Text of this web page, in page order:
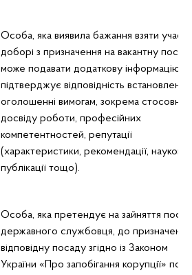
Особа, яка виявила бажання взяти
доборі з призначення на вакантну
може подавати додаткову інформацію,
підтверджує відповідність
оголошенні вимогам, зокрема стосовно
досвіду роботи, професійних
компетентностей, репутації
(характеристики, рекомендації, наукові
публікації тощо).
Особа, яка претендує на зайняття
державного службовця, до
відповідну посаду згідно із Законом
України «Про запобігання корупції»